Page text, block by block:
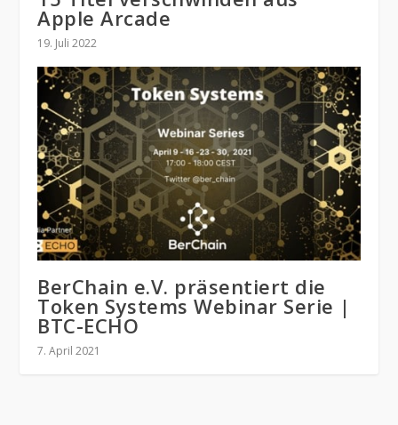
Apple Arcade
19. Juli 2022
BerChain e.V. präsentiert die
Token Systems Webinar Serie |
BTC-ECHO
7. April 2021